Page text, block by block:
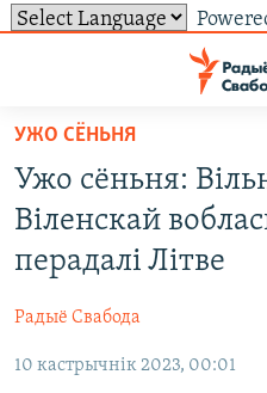
ўнівэрсальнага
доступу
Перайсьці
да
галоўнага
зьместу
Перайсьці
да
навігацыі
ПАЛІТЫКА
ЭКАНОМІКА
ТОЛЬКІ НА СВАБОДЗЕ
ГІСТОРЫЯ НА СВАБОДЗЕ
ПАДКАСТЫ
ПАДЗЯЛІЦЦА ІНФАРМАЦЫЯЙ
RSS
ПАДКАСТЫ
УЖО СЁНЬНЯ
Ужо сёньня:
Віленскай
перадалі Літве
Радыё Свабода
10 кастрычнік 2023, 00:01